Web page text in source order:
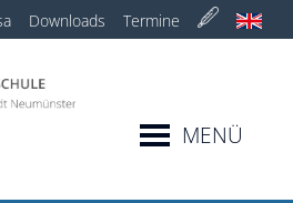
Downloads Termine
MENÜ